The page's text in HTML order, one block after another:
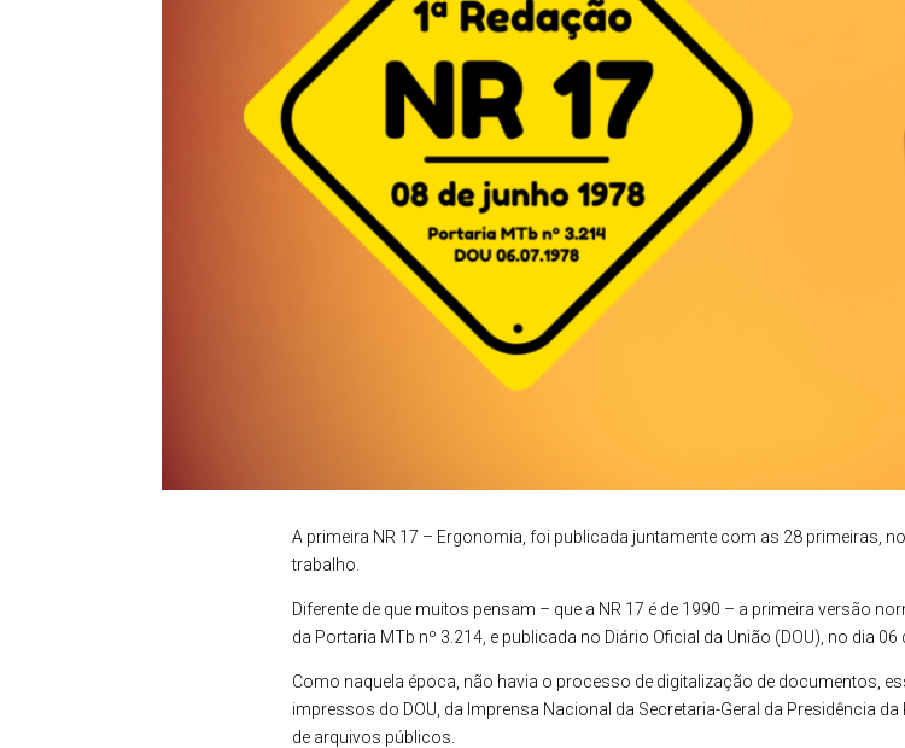
A primeira NR 17 – Ergonomia, foi publicada juntamente com as 28 primeiras,
trabalho.
Diferente de que muitos pensam – que a NR 17 é de 1990 – a primeira versão
da Portaria MTb nº 3.214, e publicada no Diário Oficial da União (DOU), no dia
Como naquela época, não havia o processo de digitalização de documentos,
impressos do DOU, da Imprensa Nacional da Secretaria-Geral da Presidência
de arquivos públicos.